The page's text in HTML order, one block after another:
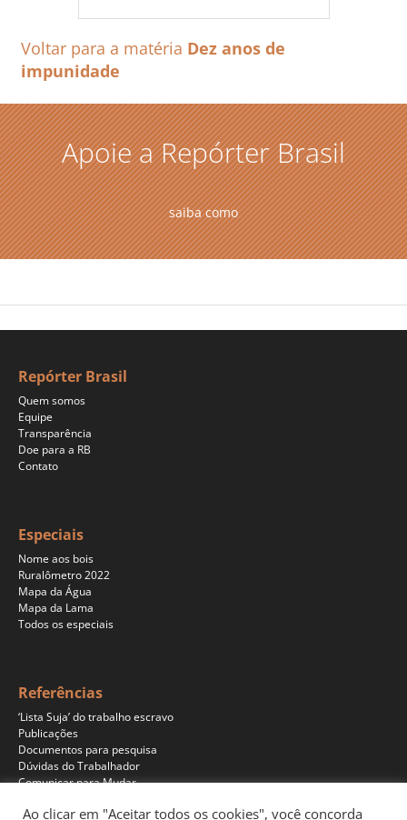
Voltar para a matéria Dez anos de
impunidade
Apoie a Repórter Brasil
saiba como
Repórter Brasil
Quem somos
Equipe
Transparência
Doe para a RB
Contato
Especiais
Nome aos bois
Ruralômetro 2022
Mapa da Água
Mapa da Lama
Todos os especiais
Referências
‘Lista Suja’ do trabalho escravo
Publicações
Documentos para pesquisa
Dúvidas do Trabalhador
Comunicar para Mudar
Ao clicar em "Aceitar todos os cookies", você concorda